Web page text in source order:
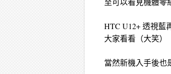
HTC U12+ 透視藍
大家看看（大笑）
當然新機入手後也